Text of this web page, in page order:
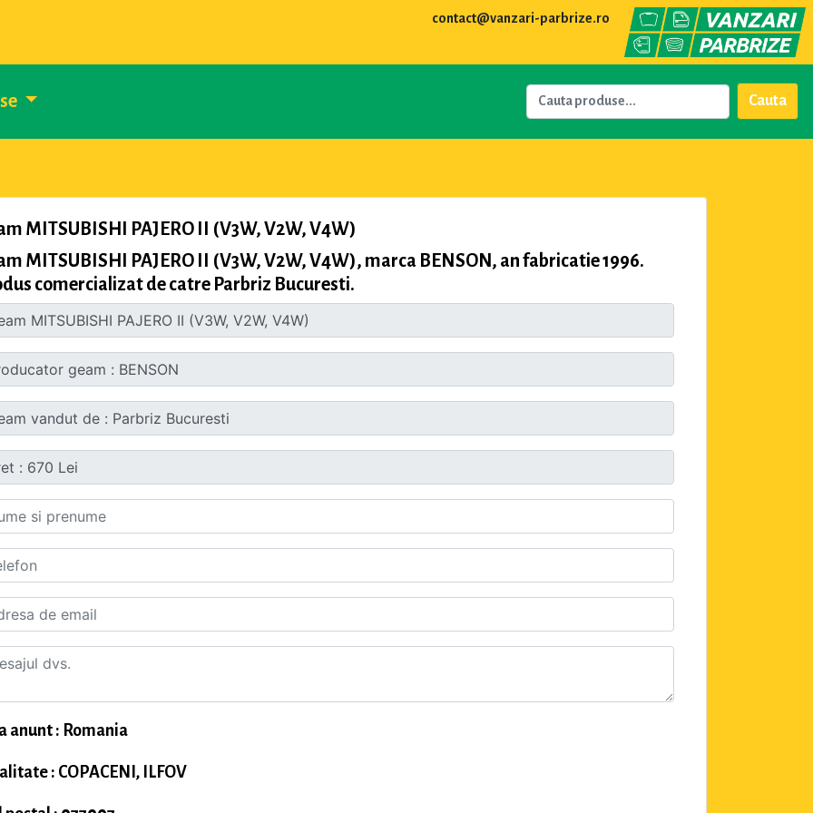
contact@vanzari-parbrize.ro
Cauta
MITSUBISHI PAJERO II (V3W, V2W, V4W)
MITSUBISHI PAJERO II (V3W, V2W, V4W), marca BENSON, an fabricatie 1996.
comercializat de catre Parbriz Bucuresti.
anunt : Romania
: COPACENI, ILFOV